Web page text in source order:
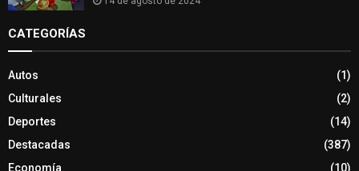
CATEGORÍAS
Autos
(1)
Culturales
(2)
Deportes
(14)
Destacadas
(387)
Economía
(10)